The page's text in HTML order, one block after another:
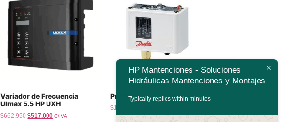
Variador de Frecuencia
Ulmax 5.5 HP UXH
$662.950 $517.000 C/IVA
Presostato Danfoss KP 35
$120.000
HP Mantenciones - Soluciones
Hidráulicas Mantenciones y Montajes
Typically replies within minutes